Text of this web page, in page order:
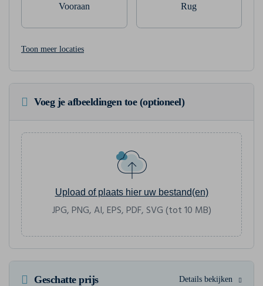
Vooraan Rug
Toon meer locaties
Voeg je afbeeldingen toe (optioneel)
Upload of plaats hier uw bestand(en)
JPG, PNG, AI, EPS, PDF, SVG (tot 10 MB)
Geschatte prijs Details bekijken